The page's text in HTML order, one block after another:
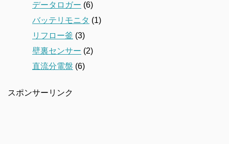
データロガー (6)
バッテリモニタ (1)
リフロー釜 (3)
壁裏センサー (2)
直流分電盤 (6)
スポンサーリンク